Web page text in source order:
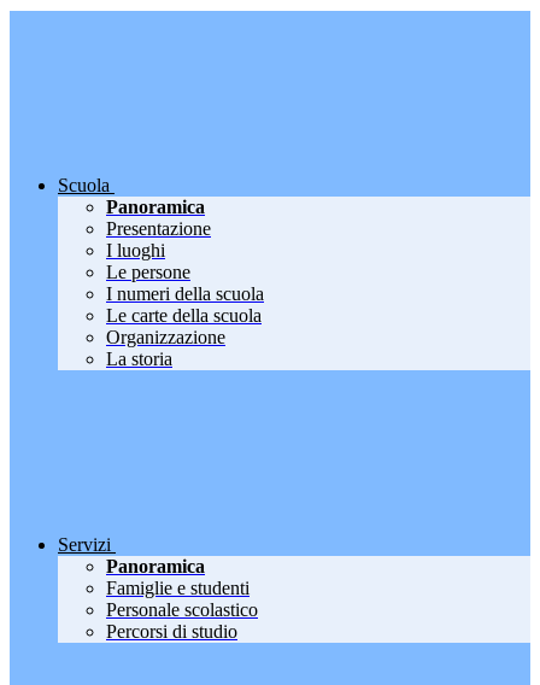
Scuola
Panoramica
Presentazione
I luoghi
Le persone
I numeri della scuola
Le carte della scuola
Organizzazione
La storia
Servizi
Panoramica
Famiglie e studenti
Personale scolastico
Percorsi di studio